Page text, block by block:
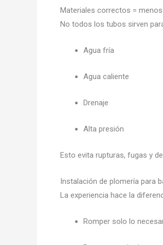
Materiales correctos =
No todos los tubos sirven
Agua fría
Agua caliente
Drenaje
Alta presión
Esto evita rupturas, fugas y
Instalación de plomería para
La experiencia hace la
Romper solo lo